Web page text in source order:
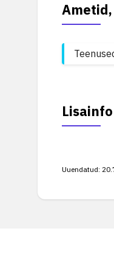
Lisainfo
Uuendatud: